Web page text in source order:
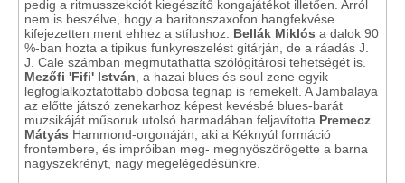
pedig a ritmusszekciót kiegészítő kongajátékot illetően. Arról
nem is beszélve, hogy a baritonszaxofon hangfekvése
kifejezetten ment ehhez a stílushoz. Bellák Miklós a dalok 90
%-ban hozta a tipikus funkyreszelést gitárján, de a ráadás J.
J. Cale számban megmutathatta szólógitárosi tehetségét is.
Mezőfi 'Fifi' István , a hazai blues és soul zene egyik
legfoglalkoztatottabb dobosa tegnap is remekelt. A Jambalaya
az előtte játszó zenekarhoz képest kevésbé blues-barát
muzsikáját műsoruk utolsó harmadában feljavította Premecz
Mátyás Hammond-orgonáján, aki a Kéknyúl formáció
frontembere, és impróiban meg- megnyöszörögette a barna
nagyszekrényt, nagy megelégedésünkre.